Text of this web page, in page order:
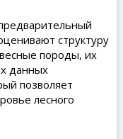
структуру
породы, их
данных
позволяет
лесного